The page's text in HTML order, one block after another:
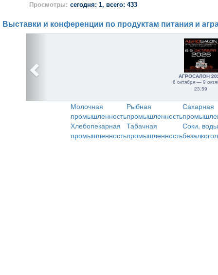
Просмотры: сегодня: 1, всего: 433
Выставки и конференции по продуктам питания и
АГРОСАЛОН
6 октября — 9
23:59
Молочная
промышленность
Рыбная
промышленность
Сахарная
Хлебопекарная
промышленность
Табачная
промышленность
Соки,